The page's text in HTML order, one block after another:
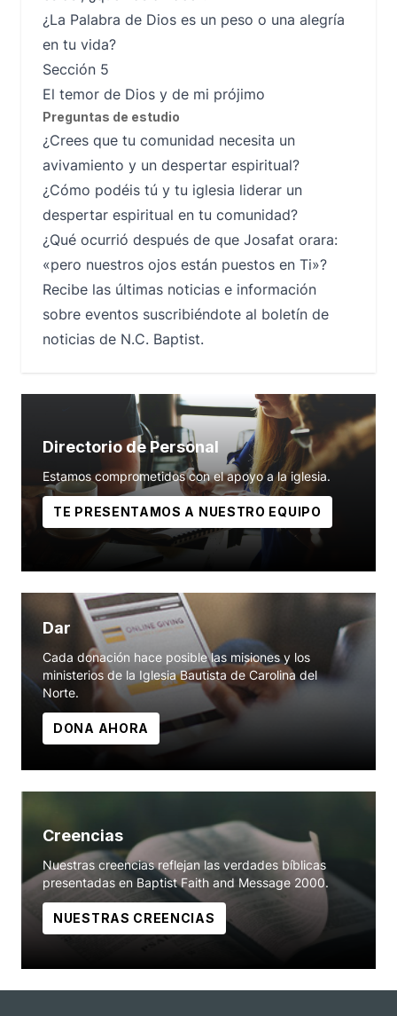
¿La Palabra de Dios es un peso o una alegría
en tu vida?
Sección 5
El temor de Dios y de mi prójimo
Preguntas de estudio
¿Crees que tu comunidad necesita un
avivamiento y un despertar espiritual?
¿Cómo podéis tú y tu iglesia liderar un
despertar espiritual en tu comunidad?
¿Qué ocurrió después de que Josafat orara:
«pero nuestros ojos están puestos en Ti»?
Recibe las últimas noticias e información
sobre eventos suscribiéndote al boletín de
noticias de N.C. Baptist.
Directorio de Personal
Estamos comprometidos con el apoyo a la iglesia.
TE PRESENTAMOS A NUESTRO EQUIPO
Dar
Cada donación hace posible las misiones y los
ministerios de la Iglesia Bautista de Carolina del
Norte.
DONA AHORA
Creencias
Nuestras creencias reflejan las verdades bíblicas
presentadas en Baptist Faith and Message 2000.
NUESTRAS CREENCIAS